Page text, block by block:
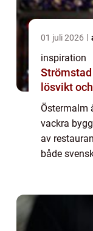
01 juli 2026
inspiration
Strömstad godis guide
lösvikt
Östermalm
vackra
av
både